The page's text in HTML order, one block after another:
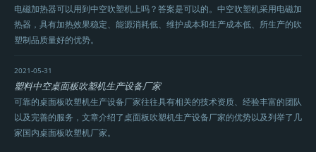
电磁加热器可以用到中空吹塑机上吗？答案是可以的。中空吹塑机采用电磁加
热器，具有加热效果稳定、能源消耗低、维护成本和生产成本低、所生产的吹
塑制品质量好的优势。
2021-05-31
塑料中空桌面板吹塑机生产设备厂家
可靠的桌面板吹塑机生产设备厂家往往具有相关的技术资质、经验丰富的团队
以及完善的服务，文章介绍了桌面板吹塑机生产设备厂家的优势以及列举了几
家国内桌面板吹塑机厂家。